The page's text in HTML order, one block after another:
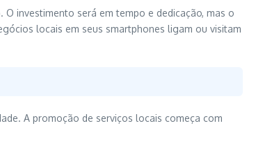
investimento será em tempo e dedicação, mas o
locais em seus smartphones ligam ou visitam
A promoção de serviços locais começa com